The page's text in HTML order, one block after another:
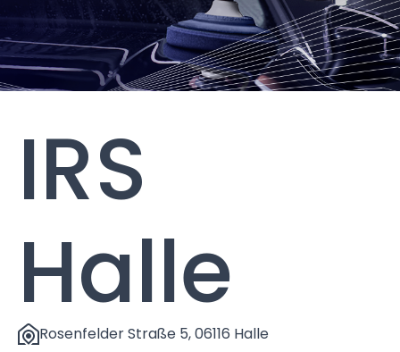
IRS
Halle
Rosenfelder Straße 5, 06116 Halle